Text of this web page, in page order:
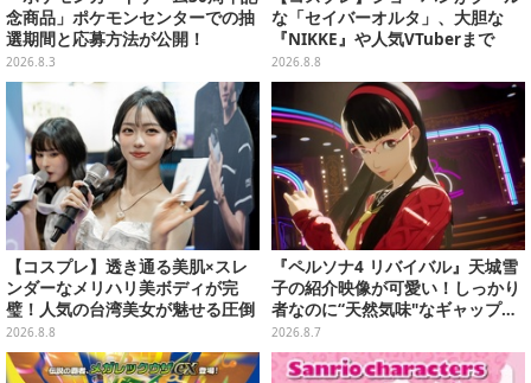
念商品」ポケモンセンターでの抽
選期間と応募方法が公開！
2026.8.3
な「セイバーオルタ」、大胆な
『NIKKE』や人気VTuberまで
「アコスタ池袋」美女レイヤーま
とめ
2026.8.8
【コスプレ】透き通る美肌×スレ
ンダーなメリハリ美ボディが完
璧！人気の台湾美女が魅せる圧倒
的オーラと華やかな笑顔が眩しい
【写真8枚】
2026.8.8
『ペルソナ4 リバイバル』天城雪
子の紹介映像が可愛い！しっかり
者なのに“天然気味"なギャップ…
幼馴染・千枝に助けられる姿にも
注目
2026.8.7